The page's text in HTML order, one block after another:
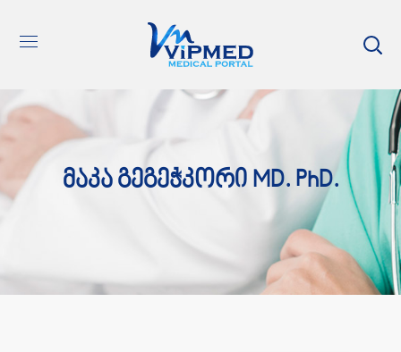
Მაკა Გეგეჭკორი MD. PhD.